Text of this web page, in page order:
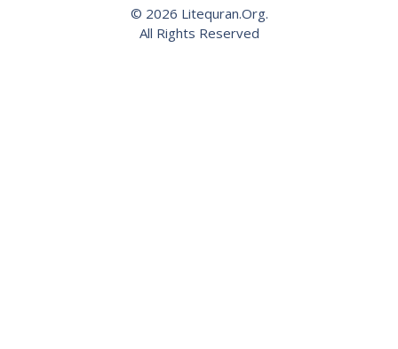
© 2026 Litequran.Org.
All Rights Reserved